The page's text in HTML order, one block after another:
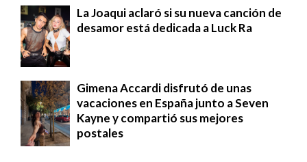
La Joaqui aclaró si su nueva canción de
desamor está dedicada a Luck Ra
Gimena Accardi disfrutó de unas
vacaciones en España junto a Seven
Kayne y compartió sus mejores
postales